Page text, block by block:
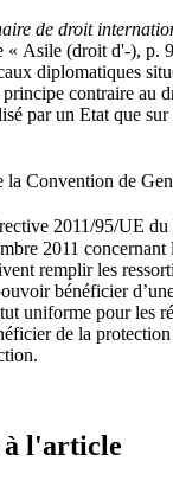
de droit
« Asile (droit d'-), p.
diplomatiques
contraire au
par un Etat que
Convention de
2011/95/UE du
2011 concernant
remplir les
bénéficier
uniforme pour les
de la
à l'article